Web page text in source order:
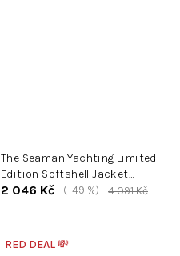
The Seaman Yachting Limited
Edition Softshell Jacket
Yellow
2 046 Kč 4 091 Kč
(–49 %)
RED DEAL 💸